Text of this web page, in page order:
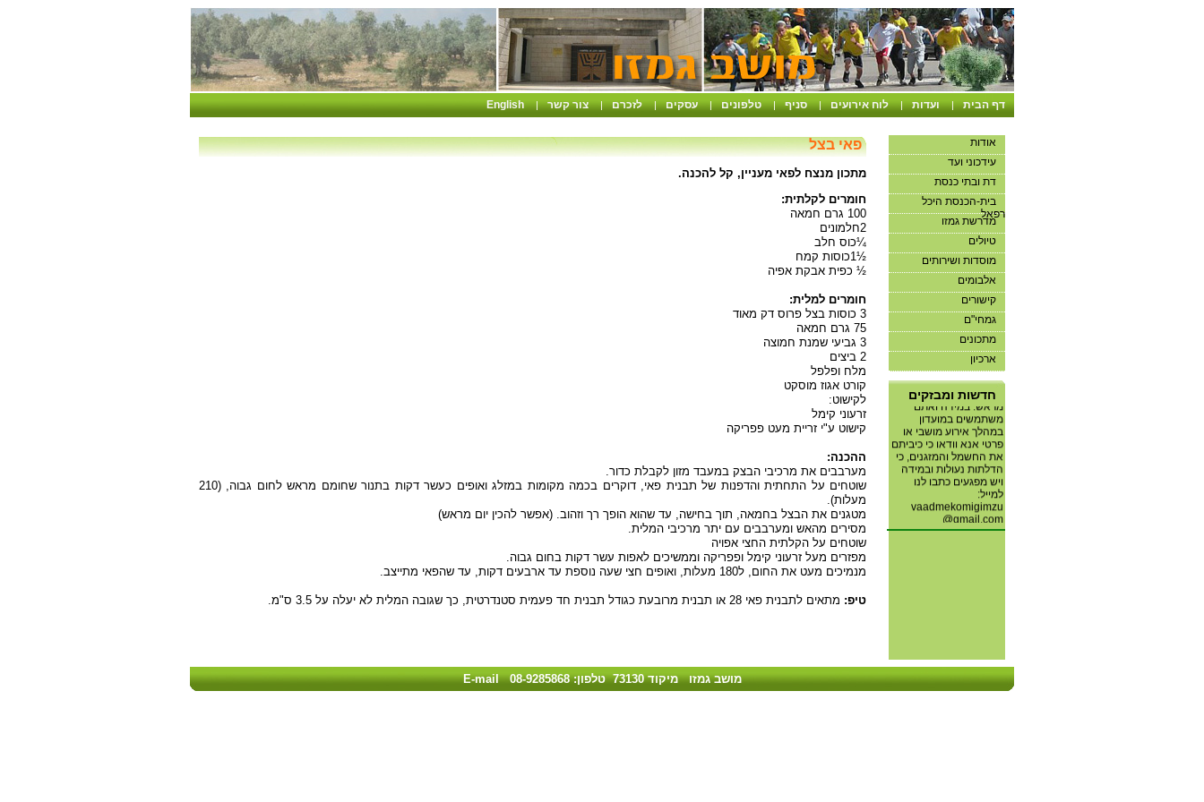
דף הבית | ועדות | לוח אירועים | סניף | טלפונים | עסקים | לזכרם | צור קשר |
English
אודות
עידכוני ועד
דת ובתי כנסת
בית-הכנסת היכל
רפאל
מדרשת גמזו
טיולים
מוסדות ושירותים
אלבומים
קישורים
גמחי"ם
מתכונים
ארכיון
חדשות ומבזקים
אנו מבקשים שלא להיכנס
למועדון ללא תיאום
מראש. במידה ואתם
משתמשים במועדון
במהלך אירוע מושבי או
פרטי אנא וודאו כי כיביתם
את החשמל והמזגנים, כי
הדלתות נעולות ובמידה
ויש מפגעים כתבו לנו
למייל:
vaadmekomigimzu
@gmail.com
תודה.
פאי בצל
מתכון מנצח לפאי מעניין, קל להכנה.
חומרים לקלתית:
100 גרם חמאה
2חלמונים
¼כוס חלב
½1כוסות קמח
½ כפית אבקת אפיה
חומרים למלית:
3 כוסות בצל פרוס דק מאוד
75 גרם חמאה
3 גביעי שמנת חמוצה
2 ביצים
מלח ופלפל
קורט אגוז מוסקט
לקישוט:
זרעוני קימל
קישוט ע"י זריית מעט פפריקה
ההכנה:
מערבבים את מרכיבי הבצק במעבד מזון לקבלת כדור.
שוטחים על התחתית והדפנות של תבנית פאי, דוקרים בכמה מקומות במזלג ואופים כעשר דקות בתנור שחומם מראש לחום גבוה, (210
מעלות).
מטגנים את הבצל בחמאה, תוך בחישה, עד שהוא הופך רך וזהוב. (אפשר להכין יום מראש)
מסירים מהאש ומערבבים עם יתר מרכיבי המלית.
שוטחים על הקלתית החצי אפויה
מפזרים מעל זרעוני קימל ופפריקה וממשיכים לאפות עשר דקות בחום גבוה.
מנמיכים מעט את החום, ל180 מעלות, ואופים חצי שעה נוספת עד ארבעים דקות, עד שהפאי מתייצב.
טיפ: מתאים לתבנית פאי 28 או תבנית מרובעת כגודל תבנית חד פעמית סטנדרטית, כך שגובה המלית לא יעלה על 3.5 ס"מ.
מושב גמזו מיקוד 73130 טלפון: 08-9285868 E-mail